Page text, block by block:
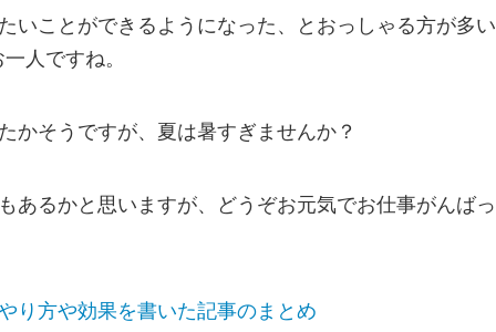
いことができるようになった、とおっしゃる方が多い
人ですね。
かそうですが、夏は暑すぎませんか？
あるかと思いますが、どうぞお元気でお仕事がんばっ
り方や効果を書いた記事のまとめ